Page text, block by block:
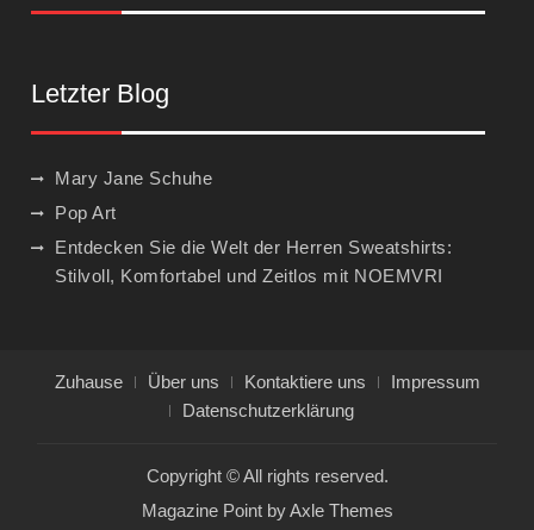
Letzter Blog
Mary Jane Schuhe
Pop Art
Entdecken Sie die Welt der Herren Sweatshirts:
Stilvoll, Komfortabel und Zeitlos mit NOEMVRI
Zuhause Über uns Kontaktiere uns
Impressum
Datenschutzerklärung
Copyright © All rights reserved.
Magazine Point byAxle Themes